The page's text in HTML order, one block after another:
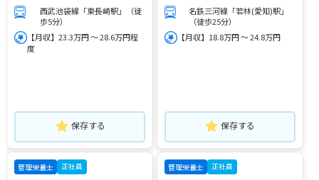
西武池袋線「東長崎駅」（徒
歩5分）
【月収】23.3万円 ～ 28.6万円程
度
保存する
名鉄三河線「若林(愛知)駅」
（徒歩25分）
【月収】18.8万円 ～ 24.8万円
保存する
管理栄養士 正社員 管理栄養士 正社員